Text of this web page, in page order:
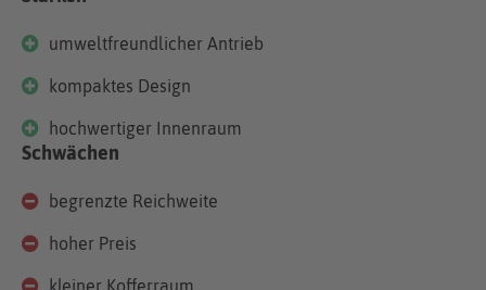
umweltfreundlicher Antrieb
kompaktes Design
hochwertiger Innenraum
Schwächen
begrenzte Reichweite
hoher Preis
kleiner Kofferraum